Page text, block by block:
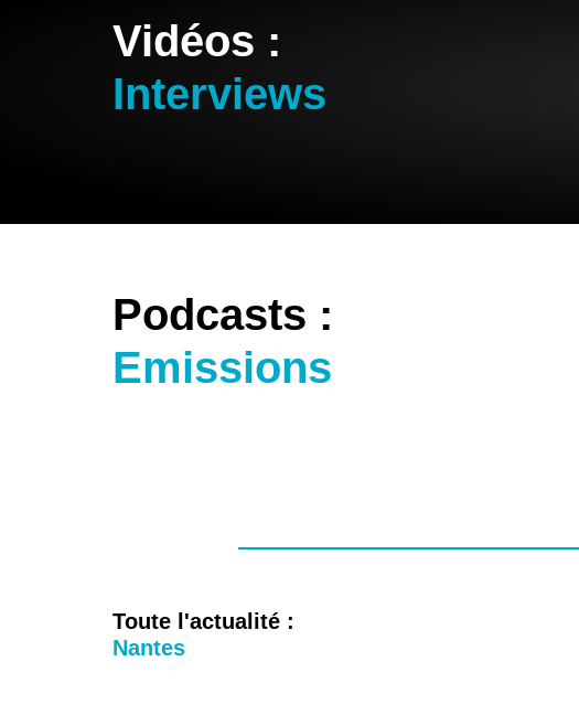
Vidéos :
Interviews
Podcasts :
Emissions
Toute l'actualité :
Nantes